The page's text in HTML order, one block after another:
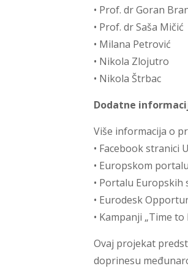
• Prof. dr Goran
• Prof. dr Saša Mičić
• Milana Petrović
• Nikola Zlojutro
• Nikola Štrbac
Dodatne
Više informacija o
• Facebook stranici
• Europskom
• Portalu
• Eurodesk
• Kampanji „Time to
Ovaj projekat
doprinesu